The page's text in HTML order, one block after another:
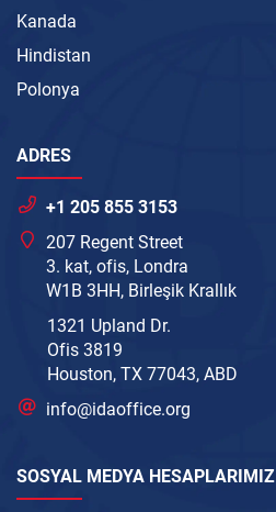
Kanada
Hindistan
Polonya
ADRES
+1 205 855 3153
207 Regent Street
3. kat, ofis, Londra
W1B 3HH, Birleşik Krallık
1321 Upland Dr.
Ofis 3819
Houston, TX 77043, ABD
info@idaoffice.org
SOSYAL MEDYA HESAPLARIMIZ